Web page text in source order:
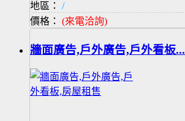
地區：
/
價格： (來電洽詢)
牆面廣告,戶外廣告,戶外看板...